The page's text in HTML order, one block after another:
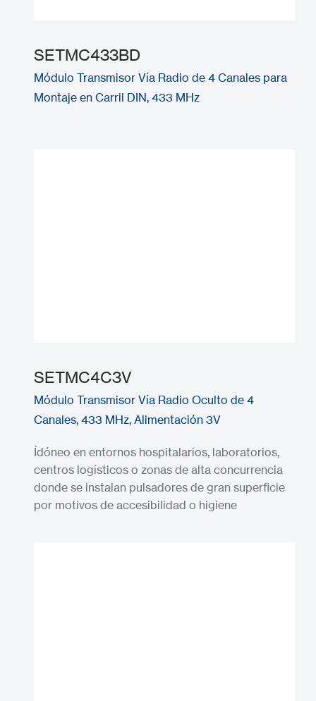
SETMC433BD
Módulo Transmisor Vía Radio de 4 Canales para
Montaje en Carril DIN, 433 MHz
SETMC4C3V
Módulo Transmisor Vía Radio Oculto de 4
Canales, 433 MHz, Alimentación 3V
Ídóneo en entornos hospitalarios, laboratorios,
centros logísticos o zonas de alta concurrencia
donde se instalan pulsadores de gran superficie
por motivos de accesibilidad o higiene